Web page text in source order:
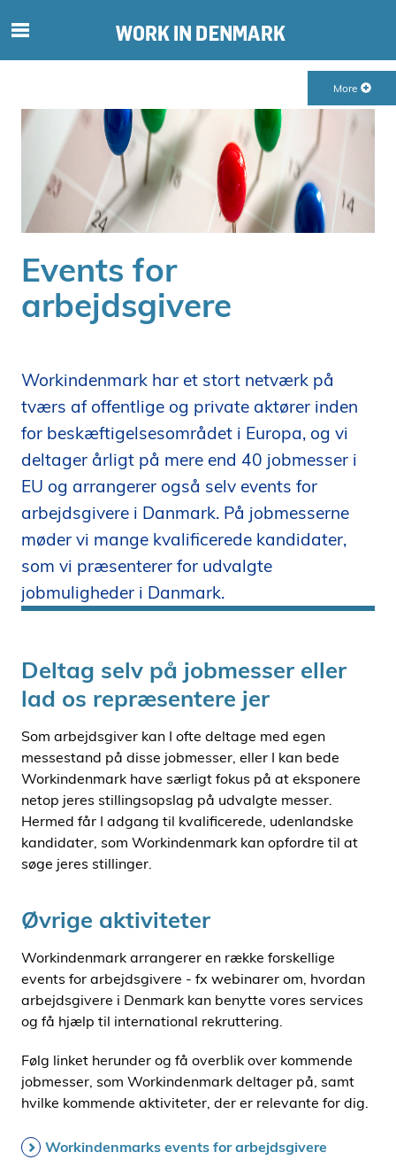
i
h
o
å
i
d
e
n
More
Events for
arbejdsgivere
Workindenmark har et stort netværk på
tværs af offentlige og private aktører inden
for beskæftigelsesområdet i Europa, og vi
deltager årligt på mere end 40 jobmesser i
EU og arrangerer også selv events for
arbejdsgivere i Danmark. På jobmesserne
møder vi mange kvalificerede kandidater,
som vi præsenterer for udvalgte
jobmuligheder i Danmark.
Deltag selv på jobmesser eller
lad os repræsentere jer
Som arbejdsgiver kan I ofte deltage med egen
messestand på disse jobmesser, eller I kan bede
Workindenmark have særligt fokus på at eksponere
netop jeres stillingsopslag på udvalgte messer.
Hermed får I adgang til kvalificerede, udenlandske
kandidater, som Workindenmark kan opfordre til at
søge jeres stillinger.
Øvrige aktiviteter
Workindenmark arrangerer en række forskellige
events for arbejdsgivere - fx webinarer om, hvordan
arbejdsgivere i Denmark kan benytte vores services
og få hjælp til international rekruttering.
Følg linket herunder og få overblik over kommende
jobmesser, som Workindenmark deltager på, samt
hvilke kommende aktiviteter, der er relevante for dig.
Workindenmarks events for arbejdsgivere